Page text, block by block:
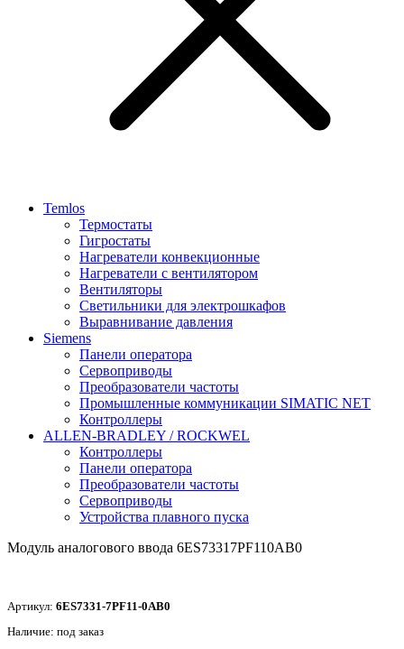
Temlos
Термостаты
Гигростаты
Нагреватели конвекционные
Нагреватели с вентилятором
Вентиляторы
Светильники для электрошкафов
Выравнивание давления
Siemens
Панели оператора
Сервоприводы
Преобразователи частоты
Промышленные коммуникации SIMATIC NET
Контроллеры
ALLEN-BRADLEY / ROCKWEL
Контроллеры
Панели оператора
Преобразователи частоты
Сервоприводы
Устройства плавного пуска
Модуль аналогового ввода 6ES73317PF110AB0
Артикул: 6ES7331-7PF11-0AB0
Наличие: под заказ